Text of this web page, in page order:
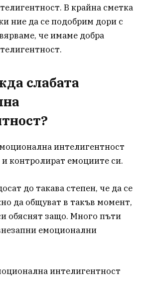
В крайна сметка
ние да се подобрим дори с
че имаме добра
слабата
интелигентност
и контролират емоциите си.
до такава степен, че да се
да общуват в такъв момент,
обяснят защо. Много пъти
емоционални
интелигентност